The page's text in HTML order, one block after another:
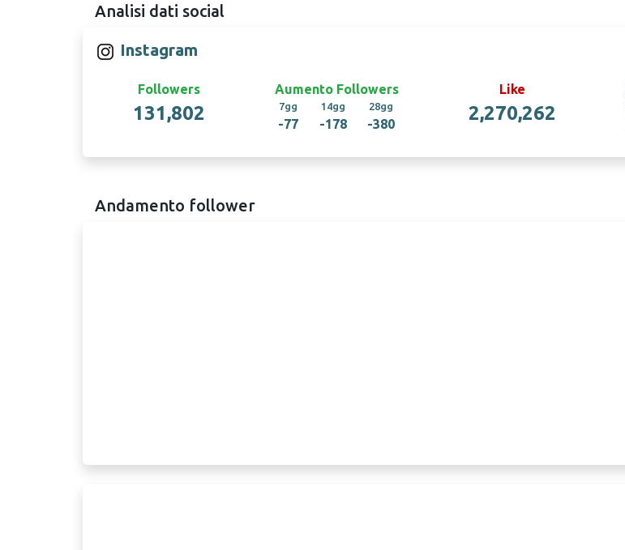
Analisi dati social
Instagram
Followers
131,802
Aumento Followers
7gg
-77
14gg
-178
28gg
-380
Like
2,270,262
Andamento follower